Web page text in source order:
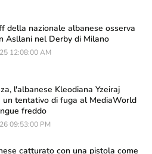
della nazionale albanese osserva
Asllani nel Derby di Milano
12:08:00 AM
l'albanese Kleodiana Yzeiraj
un tentativo di fuga al MediaWorld
freddo
09:53:00 PM
catturato con una pistola come